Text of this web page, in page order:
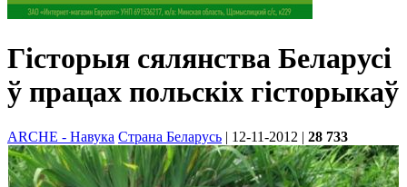
Гісторыя сялянства Беларусі
ў працах польскіх гісторыкаў
ARCHE - Навука Страна Беларусь | 12-11-2012 | 28 733